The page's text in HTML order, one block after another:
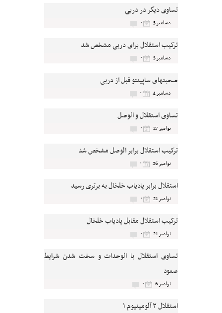
تساوی دیگر در دربی
دسامبر 5 ۰
ترکیب استقلال برای دربی مشخص شد
دسامبر 5 ۰
صحبتهای ساپینتو قبل از دربی
دسامبر 4 ۰
تساوی استقلال و الوصل
نوامبر 27 ۰
ترکیب استقلال برابر الوصل مشخص شد
نوامبر 26 ۰
استقلال برابر پادیاب خلخال به برتری رسید
نوامبر 21 ۰
ترکیب استقلال مقابل پادیاب خلخال
نوامبر 21 ۰
تساوی استقلال با الوحدات و سخت شدن شرایط
صعود
نوامبر 6 ۰
استقلال ۳ آلومینیوم ۱